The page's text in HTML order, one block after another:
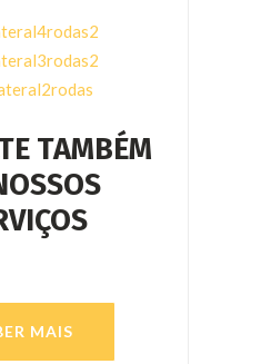
TAMBÉM
MAIS